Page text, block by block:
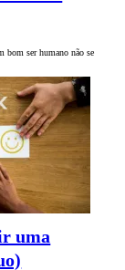
bom ser humano não se
uma